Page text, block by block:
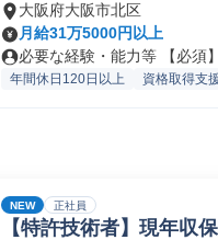
大阪府大阪市北区
月給31万5000円以上
必要な経験・能力等 【必須
年間休日120日以上 資格取得支
NEW 正社員
【特許技術者】現年収